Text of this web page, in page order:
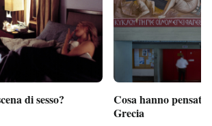
di sesso?
Cosa hanno pensato
Grecia